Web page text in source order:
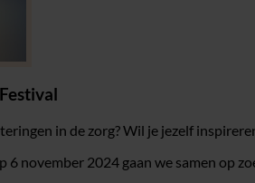
in de zorg? Wil je jezelf
6 november 2024 gaan we samen op